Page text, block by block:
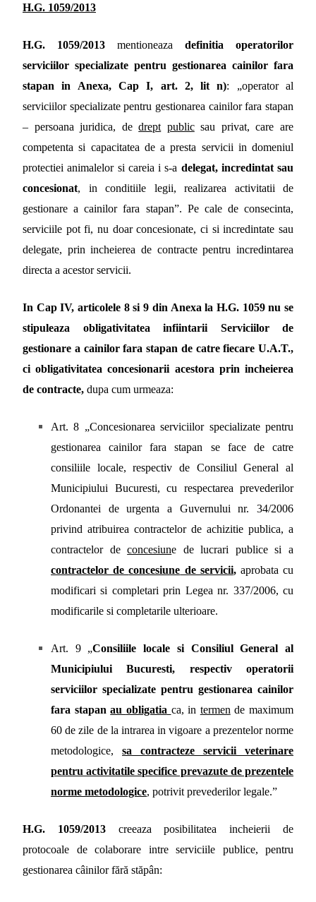
H.G. 1059/2013
H.G. 1059/2013 mentioneaza definitia operatorilor
serviciilor specializate pentru gestionarea cainilor fara
stapan in Anexa, Cap I, art. 2, lit n): „operator al
serviciilor specializate pentru gestionarea cainilor fara stapan
– persoana juridica, dedrept publicsau privat, care are
competenta si capacitatea de a presta servicii in domeniul
protectiei animalelor si careia i s-a delegat, incredintat sau
concesionat, in conditiile legii, realizarea activitatii de
gestionare a cainilor fara stapan”. Pe cale de consecinta,
serviciile pot fi, nu doar concesionate, ci si incredintate sau
delegate, prin incheierea de contracte pentru incredintarea
directa a acestor servicii.
In Cap IV, articolele 8 si 9 din Anexa la H.G. 1059 nu se
stipuleaza obligativitatea infiintarii Serviciilor de
gestionare a cainilor fara stapan de catre fiecare U.A.T.,
ci obligativitatea concesionarii acestora prin incheierea
de contracte, dupa cum urmeaza:
Art. 8 „Concesionarea serviciilor specializate pentru
gestionarea cainilor fara stapan se face de catre
consiliile locale, respectiv de Consiliul General al
Municipiului Bucuresti, cu respectarea prevederilor
Ordonantei de urgenta a Guvernului nr. 34/2006
privind atribuirea contractelor de achizitie publica, a
contractelor deconcesiune de lucrari publice si a
contractelor deconcesiune de servicii,aprobata cu
modificari si completari prin Legea nr. 337/2006, cu
modificarile si completarile ulterioare.
Art. 9 „Consiliile locale si Consiliul General al
Municipiului Bucuresti, respectiv operatorii
serviciilor specializate pentru gestionarea cainilor
fara stapanau obligatia ca, in termen de maximum
60 de zile de la intrarea in vigoare a prezentelor norme
metodologice, sa contracteze servicii veterinare
pentru activitatile specifice prevazute de prezentele
norme metodologice, potrivit prevederilor legale.”
H.G. 1059/2013creeaza posibilitatea incheierii de
protocoale de colaborare intre serviciile publice, pentru
gestionarea câinilor fără stăpân: